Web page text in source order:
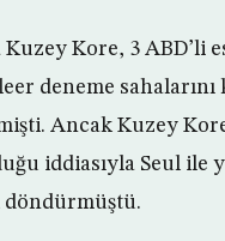
Kore, 3 ABD’li
deneme sahalarını
Ancak Kuzey
iddiasıyla Seul ile